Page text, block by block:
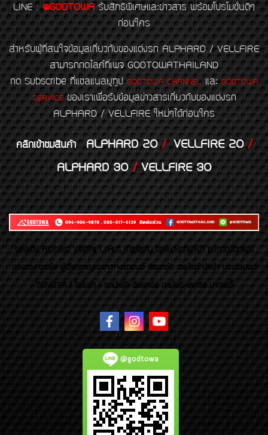
LINE : @GODTOWA รับสิทธิพิเศษและข่าวสาร พร้อมโปรโมชั่นดีๆ
ก่อนใคร
สำหรับผู้ที่สนใจข้อมูลเกี่ยวกับของแต่งรถ ALPHARD / VELLFIRE
สามารถกดไลค์ที่เพจ GODTOWATHAILAND
กด Subscribe ที่แชลแนลยูทูป GODTOWA CHANNELและGODTOWA
SERVICEของเราเพื่อรับข้อมูลข่าวสารเกี่ยวกับของแต่งรถ
ALPHARD / VELLFIRE ใหม่ๆได้ก่อนใคร
คลิกเข้าชมสินค้า ALPHARD 20/VELLFIRE 20/
ALPHARD 30/VELLFIRE 30
ของเเต่ง Alphard Vellfire Lexus Majesty ของเเต่งรถนำเข้า อุปกรณ์ตกแต่ง
ของแต่ง ชุดล้อ ผู้เชี่ยวชาญเฉพาะทางรถยนต์ อัลพาร์ด เวลไฟร์ นำเข้า ประดับยนต์
TOYOTA ( โตโยต้า ) รถนำเข้า อัลพาร์ด เวลไฟร์ เลกซัส มาเจสตี้
@godtowa